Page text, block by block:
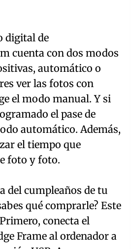
digital de
cuenta con dos modos
automático o
ver las fotos con
el modo manual. Y si
el pase de
automático. Además,
el tiempo que
foto y foto.
del cumpleaños de tu
qué comprarle? Este
conecta el
Frame al ordenador a